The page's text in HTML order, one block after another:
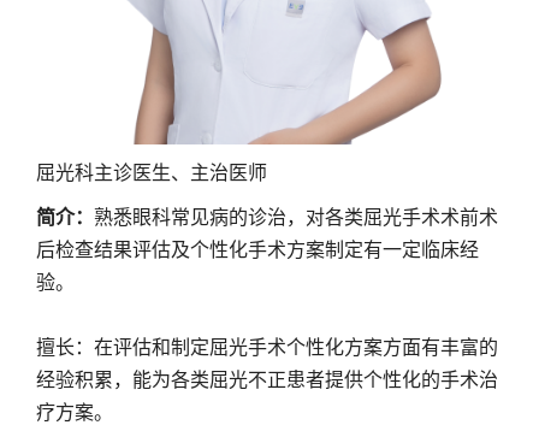
屈光科主诊医生、主治医师
简介： 熟悉眼科常见病的诊治，对各类屈光手术术前术
后检查结果评估及个性化手术方案制定有一定临床经
验。
擅长：在评估和制定屈光手术个性化方案方面有丰富的
经验积累，能为各类屈光不正患者提供个性化的手术治
疗方案。